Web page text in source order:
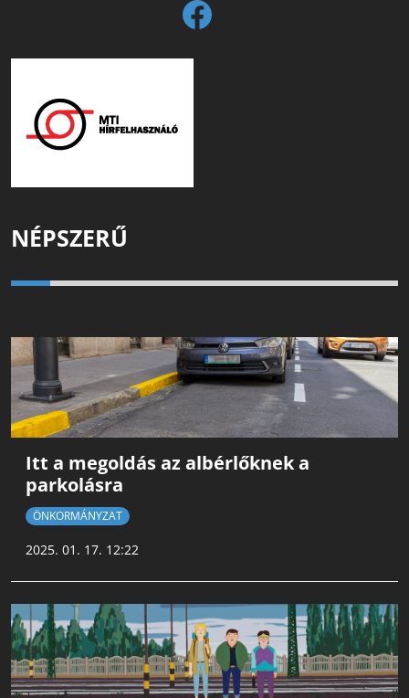
NÉPSZERŰ
Itt a megoldás az albérlőknek a
parkolásra
ÖNKORMÁNYZAT
2025. 01. 17. 12:22